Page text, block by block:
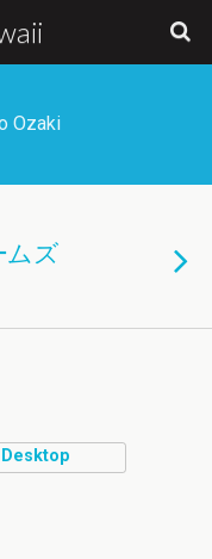
Ozaki
ムズ
Desktop